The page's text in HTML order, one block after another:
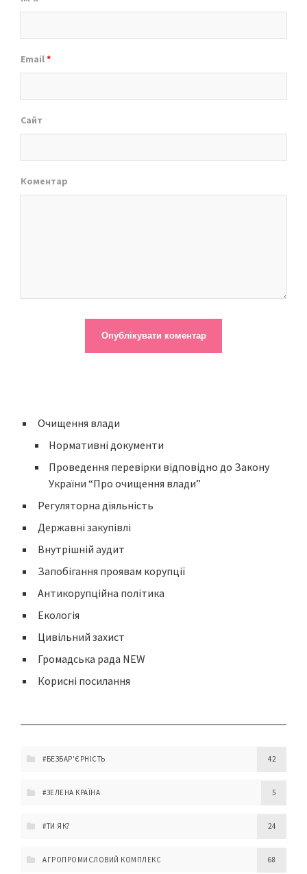
Email*
Сайт
Коментар
Очищення влади
Нормативні документи
Проведення перевірки відповідно до Закону
України “Про очищення влади”
Регуляторна діяльність
Державні закупівлі
Внутрішній аудит
Запобігання проявам корупції
Антикорупційна політика
Екологія
Цивільний захист
Громадська рада NEW
Корисні посилання
#БЕЗБАР'ЄРНІСТЬ 42
#ЗЕЛЕНА КРАЇНА 5
#ТИ ЯК? 24
АГРОПРОМИСЛОВИЙ КОМПЛЕКС 68